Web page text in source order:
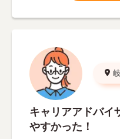
キャリアアドバイ
やすかった！